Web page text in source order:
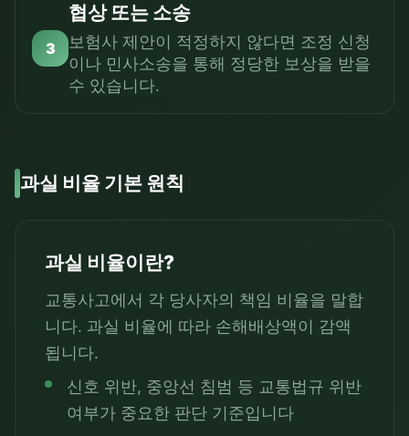
3
협상 또는 소송
보험사 제안이 적정하지 않다면 조정 신청
이나 민사소송을 통해 정당한 보상을 받을
수 있습니다.
과실 비율 기본 원칙
과실 비율이란?
교통사고에서 각 당사자의 책임 비율을 말합
니다. 과실 비율에 따라 손해배상액이 감액
됩니다.
신호 위반, 중앙선 침범 등 교통법규 위반
여부가 중요한 판단 기준입니다